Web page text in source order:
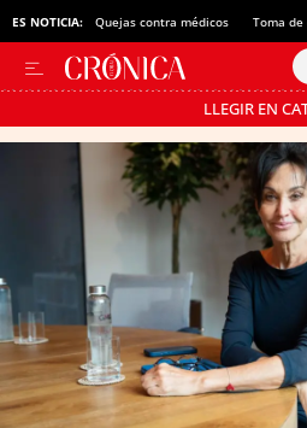
ES NOTICIA: Quejas contra médicos Toma
LLEGIR EN
Pásate al MODO